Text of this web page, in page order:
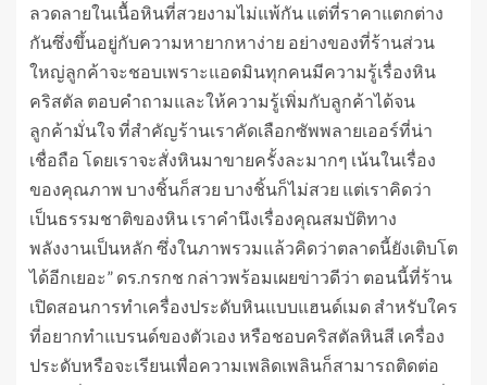
ลวดลายในเนื้อหินที่สวยงามไม่แพ้กัน แต่ที่ราคาแตกต่าง
กันซึ่งขึ้นอยู่กับความหายากหาง่าย อย่างของที่ร้านส่วน
ใหญ่ลูกค้าจะชอบเพราะแอดมินทุกคนมีความรู้เรื่องหิน
คริสตัล ตอบคำถามและให้ความรู้เพิ่มกับลูกค้าได้จน
ลูกค้ามั่นใจ ที่สำคัญร้านเราคัดเลือกซัพพลายเออร์ที่น่า
เชื่อถือ โดยเราจะสั่งหินมาขายครั้งละมากๆ เน้นในเรื่อง
ของคุณภาพ บางชิ้นก็สวย บางชิ้นก็ไม่สวย แต่เราคิดว่า
เป็นธรรมชาติของหิน เราคำนึงเรื่องคุณสมบัติทาง
พลังงานเป็นหลัก ซึ่งในภาพรวมแล้วคิดว่าตลาดนี้ยังเติบโต
ได้อีกเยอะ” ดร.กรกช กล่าวพร้อมเผยข่าวดีว่า ตอนนี้ที่ร้าน
เปิดสอนการทำเครื่องประดับหินแบบแฮนด์เมด สำหรับใคร
ที่อยากทำแบรนด์ของตัวเอง หรือชอบคริสตัลหินสี เครื่อง
ประดับหรือจะเรียนเพื่อความเพลิดเพลินก็สามารถติดต่อ